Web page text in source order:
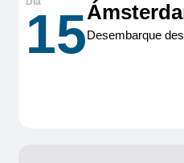
15Desembarque